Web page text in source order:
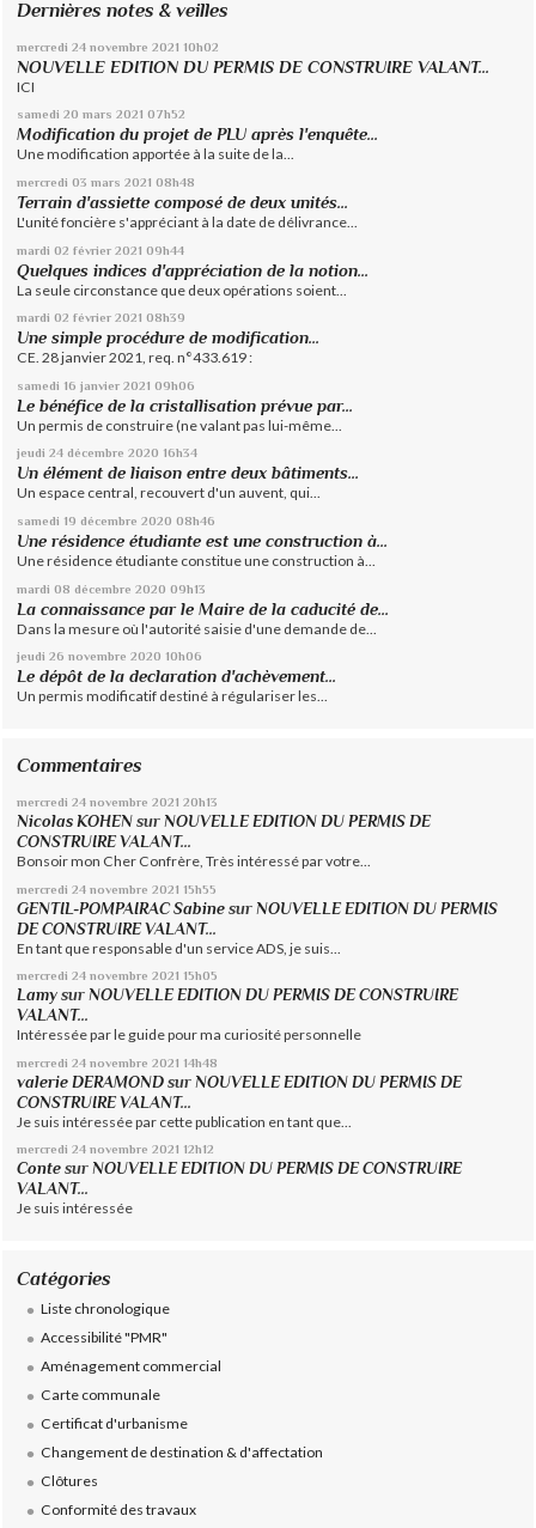
Dernières notes & veilles
mercredi 24 novembre 2021 10h02
NOUVELLE EDITION DU PERMIS DE CONSTRUIRE VALANT...
ICI
samedi 20 mars 2021 07h52
Modification du projet de PLU après l'enquête...
Une modification apportée à la suite de la...
mercredi 03 mars 2021 08h48
Terrain d'assiette composé de deux unités...
L'unité foncière s'appréciant à la date de délivrance...
mardi 02 février 2021 09h44
Quelques indices d'appréciation de la notion...
La seule circonstance que deux opérations soient...
mardi 02 février 2021 08h39
Une simple procédure de modification...
CE. 28 janvier 2021, req. n°433.619 :
samedi 16 janvier 2021 09h06
Le bénéfice de la cristallisation prévue par...
Un permis de construire (ne valant pas lui-même...
jeudi 24 décembre 2020 16h34
Un élément de liaison entre deux bâtiments...
Un espace central, recouvert d'un auvent, qui...
samedi 19 décembre 2020 08h46
Une résidence étudiante est une construction à...
Une résidence étudiante constitue une construction à...
mardi 08 décembre 2020 09h13
La connaissance par le Maire de la caducité de...
Dans la mesure où l'autorité saisie d'une demande de...
jeudi 26 novembre 2020 10h06
Le dépôt de la declaration d'achèvement...
Un permis modificatif destiné à régulariser les...
Commentaires
mercredi 24 novembre 2021 20h13
Nicolas KOHEN sur NOUVELLE EDITION DU PERMIS DE
CONSTRUIRE VALANT...
Bonsoir mon Cher Confrère, Très intéressé par votre...
mercredi 24 novembre 2021 15h55
GENTIL-POMPAIRAC Sabine sur NOUVELLE EDITION DU PERMIS
DE CONSTRUIRE VALANT...
En tant que responsable d'un service ADS, je suis...
mercredi 24 novembre 2021 15h05
Lamy surNOUVELLE EDITION DU PERMIS DE CONSTRUIRE
VALANT...
Intéressée par le guide pour ma curiosité personnelle
mercredi 24 novembre 2021 14h48
valerie DERAMOND sur NOUVELLE EDITION DU PERMIS DE
CONSTRUIRE VALANT...
Je suis intéressée par cette publication en tant que...
mercredi 24 novembre 2021 12h12
Conte surNOUVELLE EDITION DU PERMIS DE CONSTRUIRE
VALANT...
Je suis intéressée
Catégories
Liste chronologique
Accessibilité "PMR"
Aménagement commercial
Carte communale
Certificat d'urbanisme
Changement de destination & d'affectation
Clôtures
Conformité des travaux